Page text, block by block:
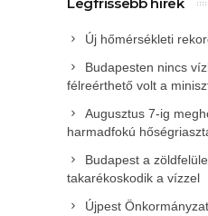
Új hőmérsékleti
Budapesten nincs
félreérthető volt a
Augusztus 7-ig
harmadfokú
Budapest a
takarékoskodik a vízzel
Újpest